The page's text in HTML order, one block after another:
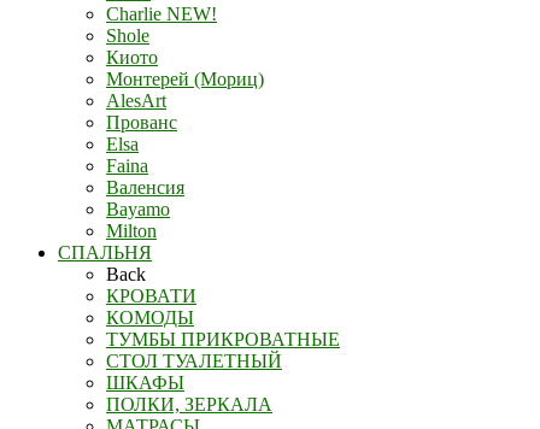
Charlie NEW!
Shole
Киото
Монтерей (Мориц)
AlesArt
Прованс
Elsa
Faina
Валенсия
Bayamo
Milton
СПАЛЬНЯ
Back
КРОВАТИ
КОМОДЫ
ТУМБЫ ПРИКРОВАТНЫЕ
СТОЛ ТУАЛЕТНЫЙ
ШКАФЫ
ПОЛКИ, ЗЕРКАЛА